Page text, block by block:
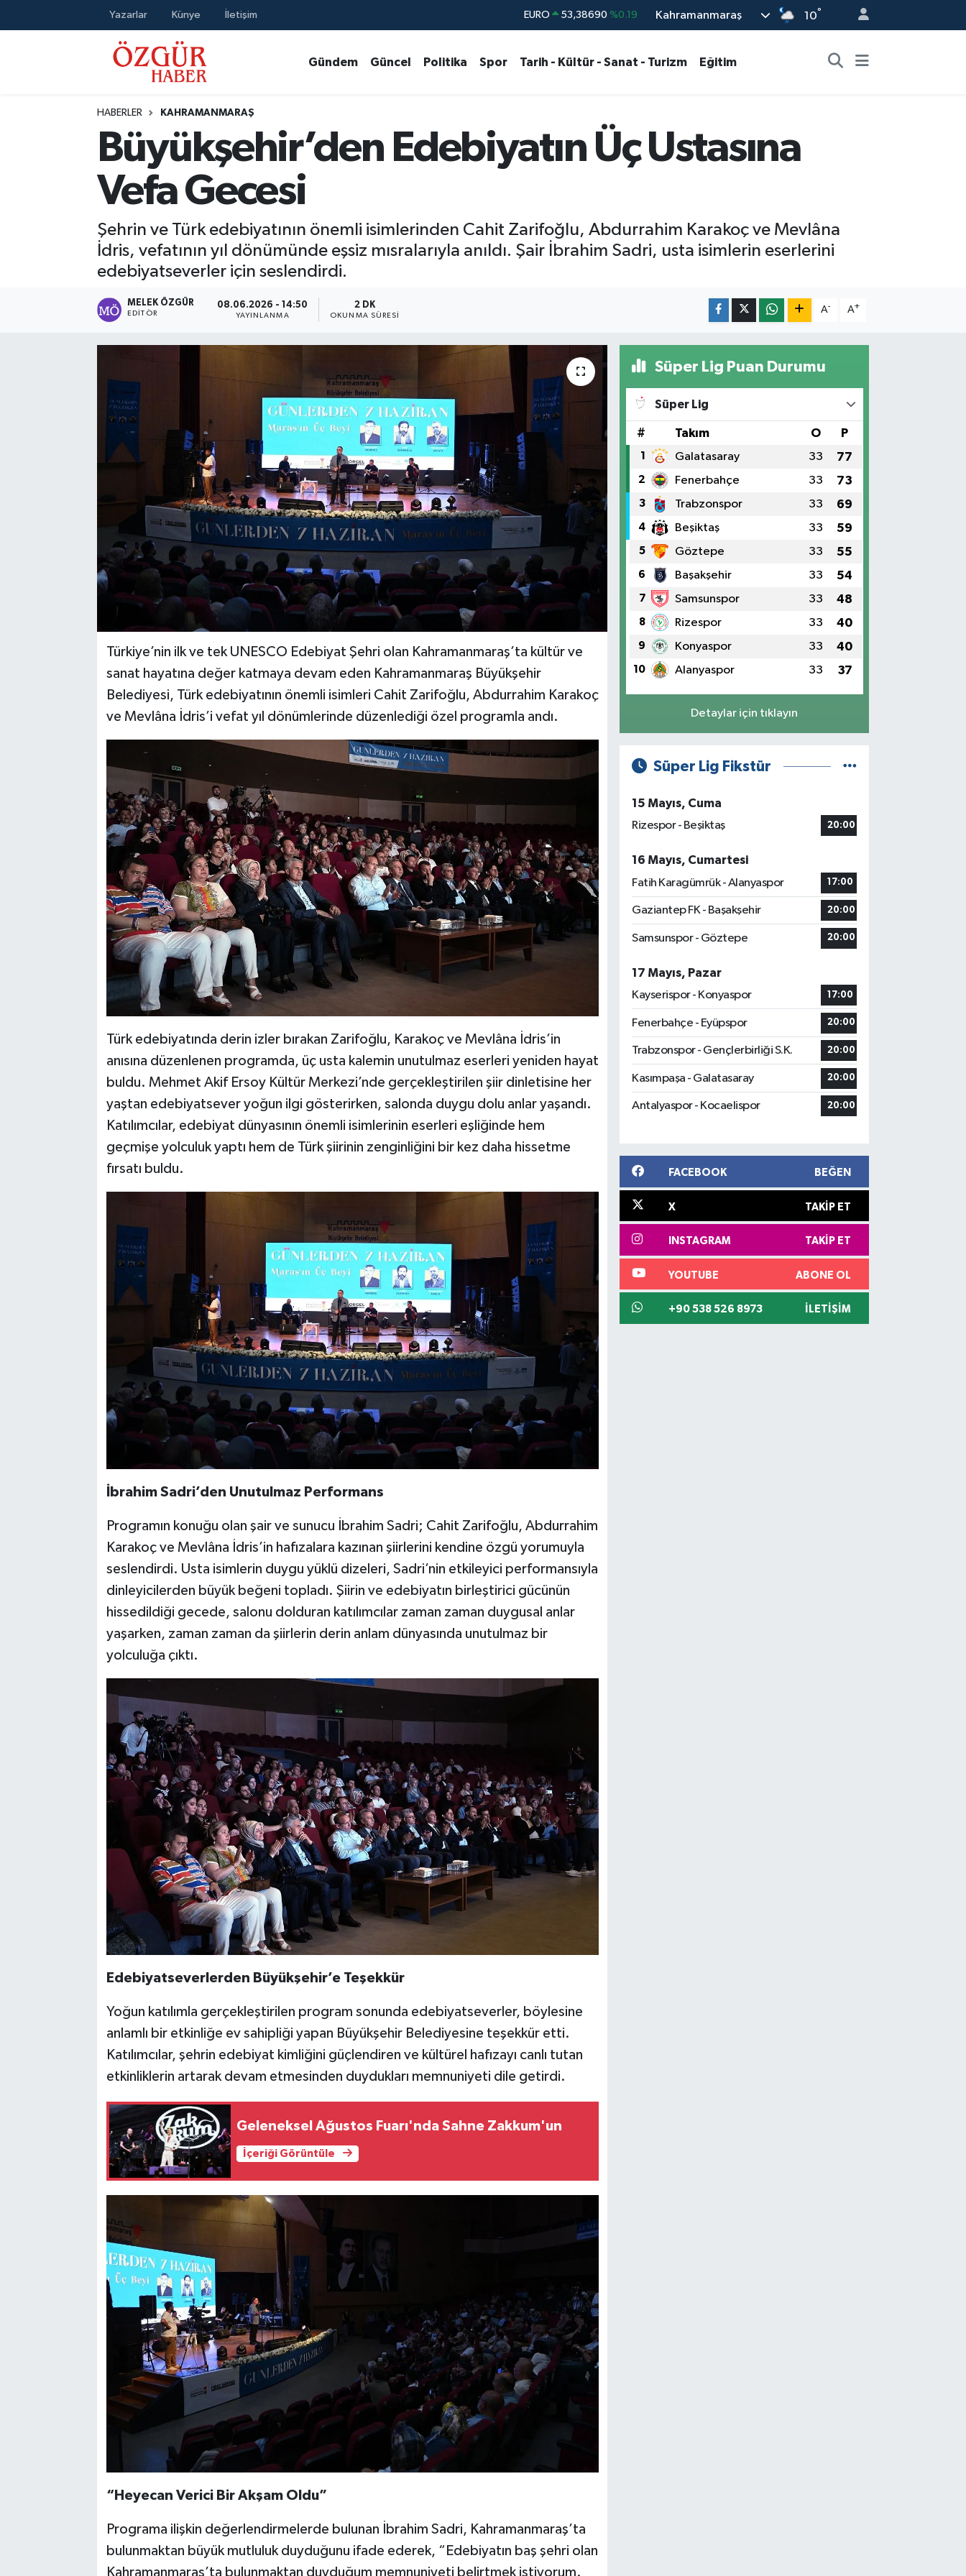
Yazarlar Künye İletişim STERLİN 61,60380 %0.18
BİST100 14.598,00 %0
EURO 53,38690 %0.19
Kahramanmaraş 10°
Gündem Güncel Politika Spor Tarih - Kültür - Sanat - Turizm Eğitim
HABERLER KAHRAMANMARAŞ
Büyükşehir’den Edebiyatın Üç Ustasına
Vefa Gecesi
Şehrin ve Türk edebiyatının önemli isimlerinden Cahit Zarifoğlu, Abdurrahim Karakoç ve Mevlâna
İdris, vefatının yıl dönümünde eşsiz mısralarıyla anıldı. Şair İbrahim Sadri, usta isimlerin eserlerini
edebiyatseverler için seslendirdi.
MELEK ÖZGÜR
EDITÖR
08.06.2026 - 14:50
YAYINLANMA
2 DK
OKUNMA SÜRESI
A- A+
Türkiye’nin ilk ve tek UNESCO Edebiyat Şehri olan Kahramanmaraş’ta kültür ve
sanat hayatına değer katmaya devam eden Kahramanmaraş Büyükşehir
Belediyesi, Türk edebiyatının önemli isimleri Cahit Zarifoğlu, Abdurrahim Karakoç
ve Mevlâna İdris’i vefat yıl dönümlerinde düzenlediği özel programla andı.
Türk edebiyatında derin izler bırakan Zarifoğlu, Karakoç ve Mevlâna İdris’in
anısına düzenlenen programda, üç usta kalemin unutulmaz eserleri yeniden hayat
buldu. Mehmet Akif Ersoy Kültür Merkezi’nde gerçekleştirilen şiir dinletisine her
yaştan edebiyatsever yoğun ilgi gösterirken, salonda duygu dolu anlar yaşandı.
Katılımcılar, edebiyat dünyasının önemli isimlerinin eserleri eşliğinde hem
geçmişe yolculuk yaptı hem de Türk şiirinin zenginliğini bir kez daha hissetme
fırsatı buldu.
İbrahim Sadri’den Unutulmaz Performans
Programın konuğu olan şair ve sunucu İbrahim Sadri; Cahit Zarifoğlu, Abdurrahim
Karakoç ve Mevlâna İdris’in hafızalara kazınan şiirlerini kendine özgü yorumuyla
seslendirdi. Usta isimlerin duygu yüklü dizeleri, Sadri’nin etkileyici performansıyla
dinleyicilerden büyük beğeni topladı. Şiirin ve edebiyatın birleştirici gücünün
hissedildiği gecede, salonu dolduran katılımcılar zaman zaman duygusal anlar
yaşarken, zaman zaman da şiirlerin derin anlam dünyasında unutulmaz bir
yolculuğa çıktı.
Edebiyatseverlerden Büyükşehir’e Teşekkür
Yoğun katılımla gerçekleştirilen program sonunda edebiyatseverler, böylesine
anlamlı bir etkinliğe ev sahipliği yapan Büyükşehir Belediyesine teşekkür etti.
Katılımcılar, şehrin edebiyat kimliğini güçlendiren ve kültürel hafızayı canlı tutan
etkinliklerin artarak devam etmesinden duydukları memnuniyeti dile getirdi.
Geleneksel Ağustos Fuarı'nda Sahne Zakkum'un
İçeriği Görüntüle
“Heyecan Verici Bir Akşam Oldu”
Programa ilişkin değerlendirmelerde bulunan İbrahim Sadri, Kahramanmaraş’ta
bulunmaktan büyük mutluluk duyduğunu ifade ederek, “Edebiyatın baş şehri olan
Kahramanmaraş’ta bulunmaktan duyduğum memnuniyeti belirtmek istiyorum.
Süper Lig Puan Durumu
Süper Lig
# Takım O P
1 Galatasaray 33 77
2 Fenerbahçe 33 73
3 Trabzonspor 33 69
4 Beşiktaş 33 59
5 Göztepe 33 55
6 Başakşehir 33 54
7 Samsunspor 33 48
8 Rizespor 33 40
9 Konyaspor 33 40
10 Alanyaspor 33 37
Detaylar için tıklayın
Süper Lig Fikstür
15 Mayıs, Cuma
Rizespor - Beşiktaş
20:00
16 Mayıs, Cumartesi
Fatih Karagümrük - Alanyaspor
17:00
Gaziantep FK - Başakşehir 20:00
Samsunspor - Göztepe 20:00
17 Mayıs, Pazar
Kayserispor - Konyaspor
17:00
Fenerbahçe - Eyüpspor 20:00
Trabzonspor - Gençlerbirliği S.K. 20:00
Kasımpaşa - Galatasaray 20:00
Antalyaspor - Kocaelispor 20:00
FACEBOOK BEĞEN
X TAKIP ET
INSTAGRAM TAKIP ET
YOUTUBE ABONE OL
+90 538 526 8973 İLETIŞIM
MODA - GÜZELLİK
Tarih - Kültür - Sanat - Turizm
Nöbetçi Eczaneler
Trafik Durumu
Süper Lig Puan Durumu ve Fikstür
Tüm Manşetler
Son Dakika Haberleri
Haber Arşivi